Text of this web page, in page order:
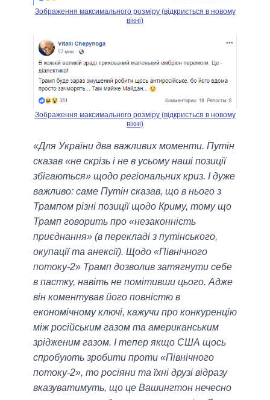
Зображення максимального розміру (відкриється в новому
вікні)
Зображення максимального розміру (відкриється в новому
вікні)
«Для України два важливих моменти. Путін
сказав «не скрізь і не в усьому наші позиції
збігаються» щодо регіональних криз. І дуже
важливо: саме Путін сказав, що в нього з
Трампом різні позиції щодо Криму, тому що
Трамп говорить про «незаконність
приєднання» (в перекладі з путінського,
окупації та анексії). Щодо «Північного
потоку-2» Трамп дозволив затягнути себе
в пастку, навіть не помітивши цього. Адже
він коментував його повністю в
економічному ключі, кажучи про конкуренцію
між російським газом та американським
зрідженим газом. І тепер якщо США щось
спробують зробити проти «Північного
потоку-2», то росіяни та їхні друзі відразу
вказуватимуть, що це Вашингтон нечесно